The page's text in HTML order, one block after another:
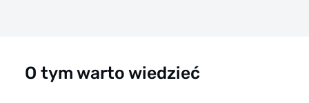
O tym warto wiedzieć